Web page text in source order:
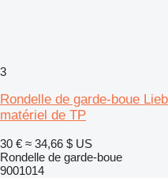
3
Rondelle de garde-boue
matériel de TP
30 € ≈ 34,66 $ US
Rondelle de garde-boue
9001014